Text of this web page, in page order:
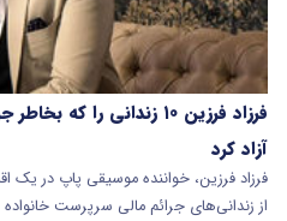
فرزاد فرزین ۱۰ زندانی را
آزاد کرد
از زندانی‌های جرائم مالی سرپرست